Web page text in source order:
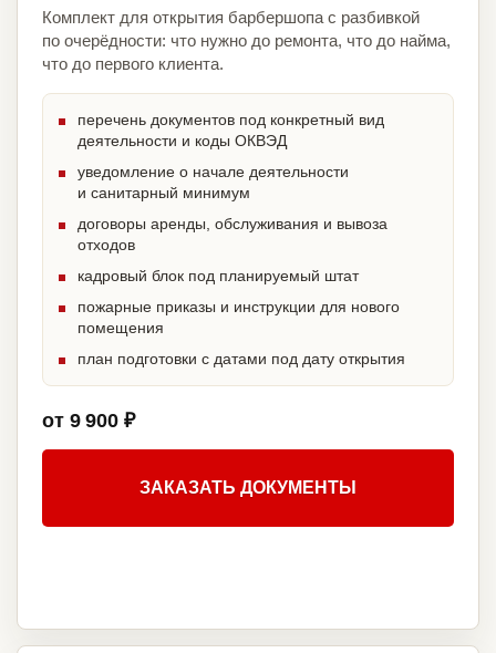
Комплект для открытия барбершопа с разбивкой
по очерёдности: что нужно до ремонта, что до найма,
что до первого клиента.
перечень документов под конкретный вид
деятельности и коды ОКВЭД
уведомление о начале деятельности
и санитарный минимум
договоры аренды, обслуживания и вывоза
отходов
кадровый блок под планируемый штат
пожарные приказы и инструкции для нового
помещения
план подготовки с датами под дату открытия
от 9 900 ₽
ЗАКАЗАТЬ ДОКУМЕНТЫ